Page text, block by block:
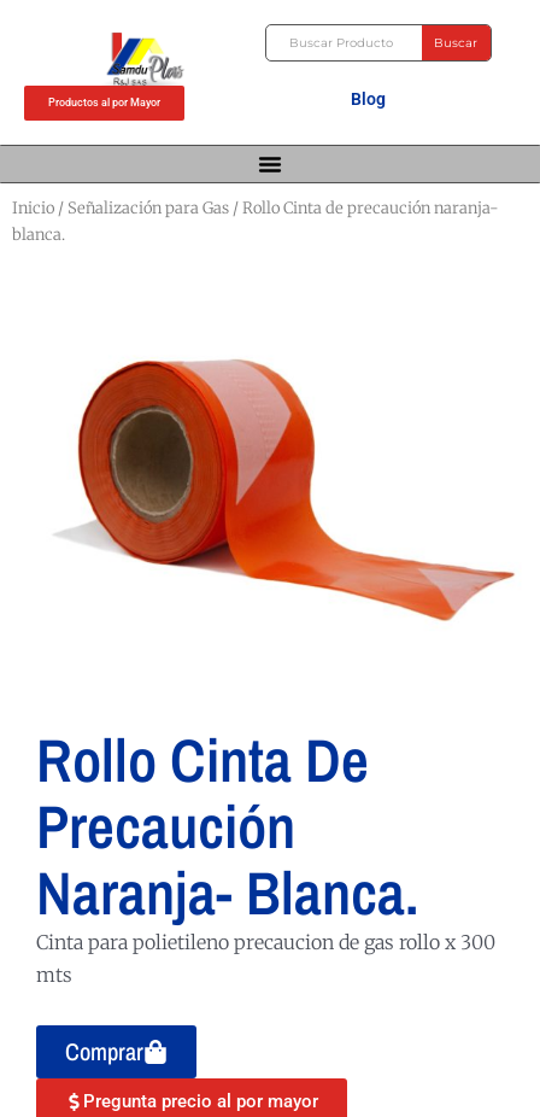
Buscar Buscar
Productos al por Mayor Blog
Inicio / Señalización para Gas / Rollo Cinta de precaución naranja-
blanca.
Rollo Cinta De
Precaución
Naranja- Blanca.
Cinta para polietileno precaucion de gas rollo x 300
mts
Comprar
Pregunta precio al por mayor